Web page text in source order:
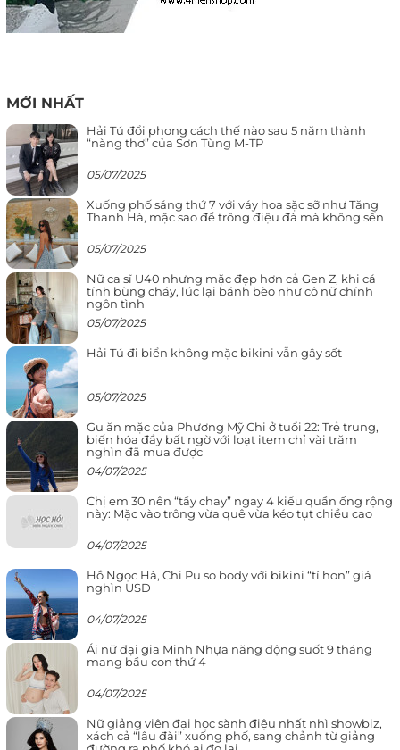
MỚI NHẤT
Hải Tú đổi phong cách thế nào sau 5 năm thành
“nàng thơ” của Sơn Tùng M-TP
05/07/2025
Xuống phố sáng thứ 7 với váy hoa sặc sỡ như Tăng
Thanh Hà, mặc sao để trông điệu đà mà không sến
05/07/2025
Nữ ca sĩ U40 nhưng mặc đẹp hơn cả Gen Z, khi cá
tính bùng cháy, lúc lại bánh bèo như cô nữ chính
ngôn tình
05/07/2025
Hải Tú đi biển không mặc bikini vẫn gây sốt
05/07/2025
Gu ăn mặc của Phương Mỹ Chi ở tuổi 22: Trẻ trung,
biến hóa đầy bất ngờ với loạt item chỉ vài trăm
nghìn đã mua được
04/07/2025
Chị em 30 nên “tẩy chay” ngay 4 kiểu quần ống rộng
này: Mặc vào trông vừa quê vừa kéo tụt chiều cao
04/07/2025
Hồ Ngọc Hà, Chi Pu so body với bikini “tí hon” giá
nghìn USD
04/07/2025
Ái nữ đại gia Minh Nhựa năng động suốt 9 tháng
mang bầu con thứ 4
04/07/2025
Nữ giảng viên đại học sành điệu nhất nhì showbiz,
xách cả “lâu đài” xuống phố, sang chảnh từ giảng